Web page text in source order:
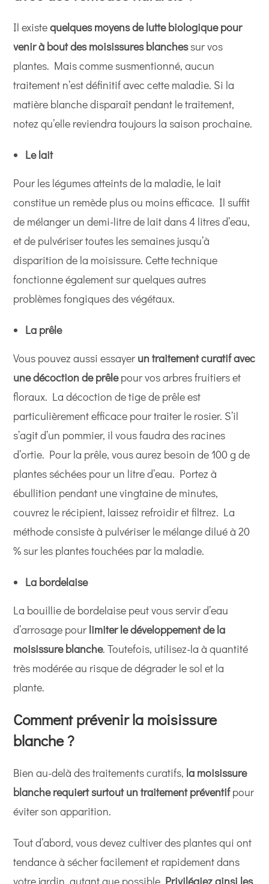
Il existequelques moyens de lutte biologique pour
venir à bout des moisissures blanchessur vos
plantes. Mais comme susmentionné, aucun
traitement n’est définitif avec cette maladie. Si la
matière blanche disparaît pendant le traitement,
notez qu’elle reviendra toujours la saison prochaine.
Le lait
Pour les légumes atteints de la maladie, le lait
constitue un remède plus ou moins efficace. Il suffit
de mélanger un demi-litre de lait dans 4 litres d’eau,
et de pulvériser toutes les semaines jusqu’à
disparition de la moisissure. Cette technique
fonctionne également sur quelques autres
problèmes fongiques des végétaux.
La prêle
Vous pouvez aussi essayer un traitement curatif avec
une décoction de prêlepour vos arbres fruitiers et
floraux. La décoction de tige de prêle est
particulièrement efficace pour traiter le rosier. S’il
s’agit d’un pommier, il vous faudra des racines
d’ortie. Pour la prêle, vous aurez besoin de 100 g de
plantes séchées pour un litre d’eau. Portez à
ébullition pendant une vingtaine de minutes,
couvrez le récipient, laissez refroidir et filtrez. La
méthode consiste à pulvériser le mélange dilué à 20
% sur les plantes touchées par la maladie.
La bordelaise
La bouillie de bordelaise peut vous servir d’eau
d’arrosage pour limiter le développement de la
moisissure blanche. Toutefois, utilisez-la à quantité
très modérée au risque de dégrader le sol et la
plante.
Comment prévenir la moisissure
blanche ?
Bien au-delà des traitements curatifs, la moisissure
blanche requiert surtout un traitement préventifpour
éviter son apparition.
Tout d’abord, vous devez cultiver des plantes qui ont
tendance à sécher facilement et rapidement dans
votre jardin, autant que possible. Privilégiez ainsi les